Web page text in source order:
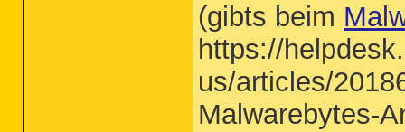
(gibts beim
https://
us/articles/
Malwarebytes-